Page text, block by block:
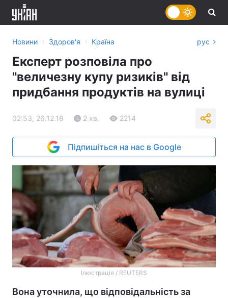
Новини › Здоров'я › Країна рус
Експерт розповіла про
"величезну купу ризиків" від
придбання продуктів на вулиці
02:53, 26.12.18 2 хв. 2214
Підпишіться на нас в Google
Ілюстрація / REUTERS
Вона уточнила, що відповідальність за